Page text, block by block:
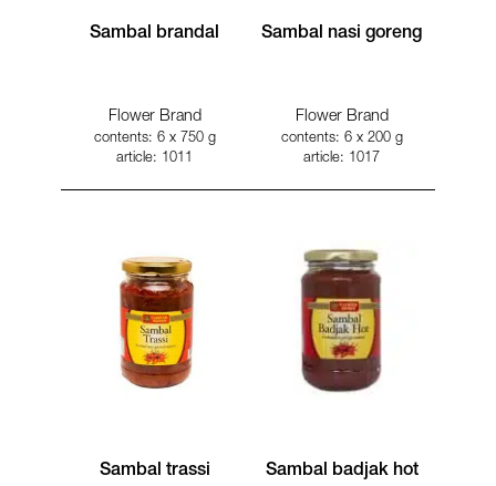
Sambal brandal
Flower Brand
contents: 6 x 750 g
article: 1011
Sambal nasi goreng
Flower Brand
contents: 6 x 200 g
article: 1017
Sambal trassi Sambal badjak hot